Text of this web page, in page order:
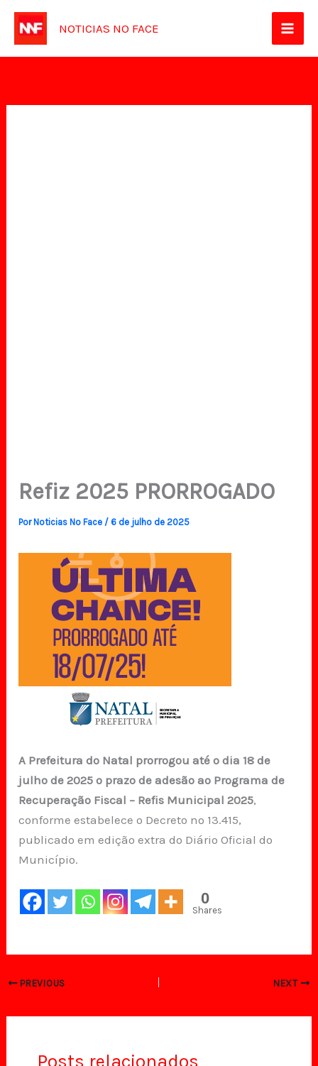
para
NOTICIAS NO FACE
Refiz 2025 PRORROGADO
Por Noticias No Face / 6 de julho de 2025
A Prefeitura do Natal prorrogou até o dia 18 de
julho de 2025 o prazo de adesão ao Programa de
Recuperação Fiscal – Refis Municipal 2025,
conforme estabelece o Decreto nº 13.415,
publicado em edição extra do Diário Oficial do
Município.
0
Shares
PREVIOUS NEXT
Posts relacionados